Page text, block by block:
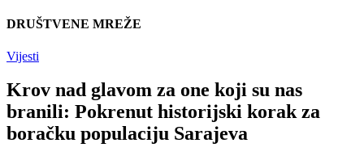
DRUŠTVENE MREŽE
Vijesti
Krov nad glavom za one koji su nas
branili: Pokrenut historijski korak za
boračku populaciju Sarajeva